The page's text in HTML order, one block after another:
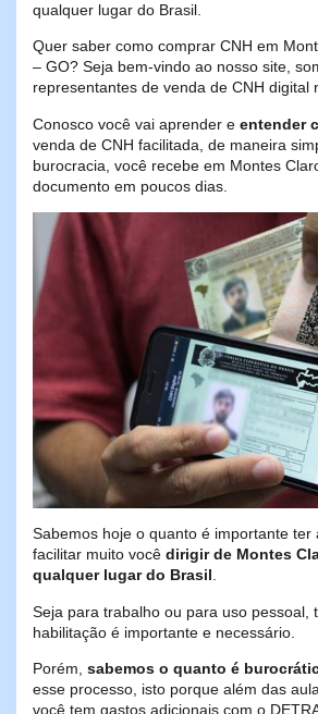
qualquer lugar do Brasil.
Quer saber como comprar CNH em
– GO? Seja bem-vindo ao nosso site,
representantes de venda de CNH digital
Conosco você vai aprender e entender
venda de CNH facilitada, de maneira
burocracia, você recebe em Montes
documento em poucos dias.
Sabemos hoje o quanto é importante ter
facilitar muito você dirigir de Montes
qualquer lugar do Brasil.
Seja para trabalho ou para uso pessoal,
habilitação é importante e necessário.
Porém, sabemos o quanto é
esse processo, isto porque além das
você tem gastos adicionais com o